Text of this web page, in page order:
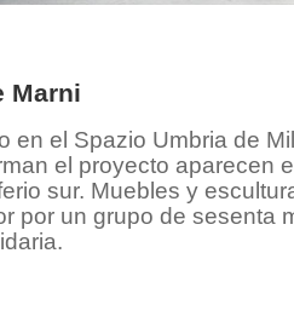
Marni
en el Spazio Umbria de
el proyecto aparecen
sur. Muebles y
por un grupo de sesenta